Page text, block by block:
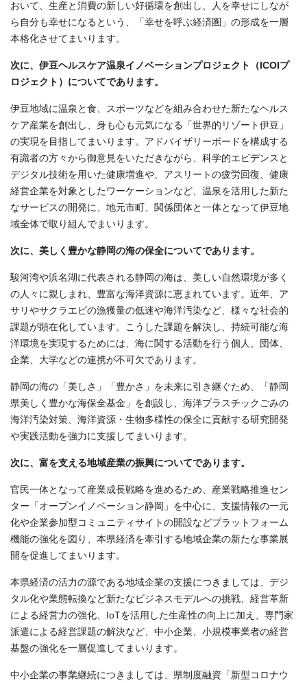
おいて、生産と消費の新しい好循環を創出し、人を幸せにしなが
ら自分も幸せになるという、「幸せを呼ぶ経済圏」の形成を一層
本格化させてまいります。
次に、伊豆ヘルスケア温泉イノベーションプロジェクト（ICOIプ
ロジェクト）についてであります。
伊豆地域に温泉と食、スポーツなどを組み合わせた新たなヘルス
ケア産業を創出し、身も心も元気になる「世界的リゾート伊豆」
の実現を目指してまいります。アドバイザリーボードを構成する
有識者の方々から御意見をいただきながら、科学的エビデンスと
デジタル技術を用いた健康増進や、アスリートの疲労回復、健康
経営企業を対象としたワーケーションなど、温泉を活用した新た
なサービスの開発に、地元市町、関係団体と一体となって伊豆地
域全体で取り組んでまいります。
次に、美しく豊かな静岡の海の保全についてであります。
駿河湾や浜名湖に代表される静岡の海は、美しい自然環境が多く
の人々に親しまれ、豊富な海洋資源に恵まれています。近年、ア
サリやサクラエビの漁獲量の低迷や海洋汚染など、様々な社会的
課題が顕在化しています。こうした課題を解決し、持続可能な海
洋環境を実現するためには、海に関する活動を行う個人、団体、
企業、大学などの連携が不可欠であります。
静岡の海の「美しさ」「豊かさ」を未来に引き継ぐため、「静岡
県美しく豊かな海保全基金」を創設し、海洋プラスチックごみの
海洋汚染対策、海洋資源・生物多様性の保全に貢献する研究開発
や実践活動を強力に支援してまいります。
次に、富を支える地域産業の振興についてであります。
官民一体となって産業成長戦略を進めるため、産業戦略推進セン
ター「オープンイノベーション静岡」を中心に、支援情報の一元
化や企業参加型コミュニティサイトの開設などプラットフォーム
機能の強化を図り、本県経済を牽引する地域企業の新たな事業展
開を促進してまいります。
本県経済の活力の源である地域企業の支援につきましては、デジ
タル化や業態転換など新たなビジネスモデルへの挑戦、経営革新
による経営力の強化、IoTを活用した生産性の向上に加え、専門家
派遣による経営課題の解決など、中小企業、小規模事業者の経営
基盤の強化を一層促進してまいります。
中小企業の事業継続につきましては、県制度融資「新型コロナウ